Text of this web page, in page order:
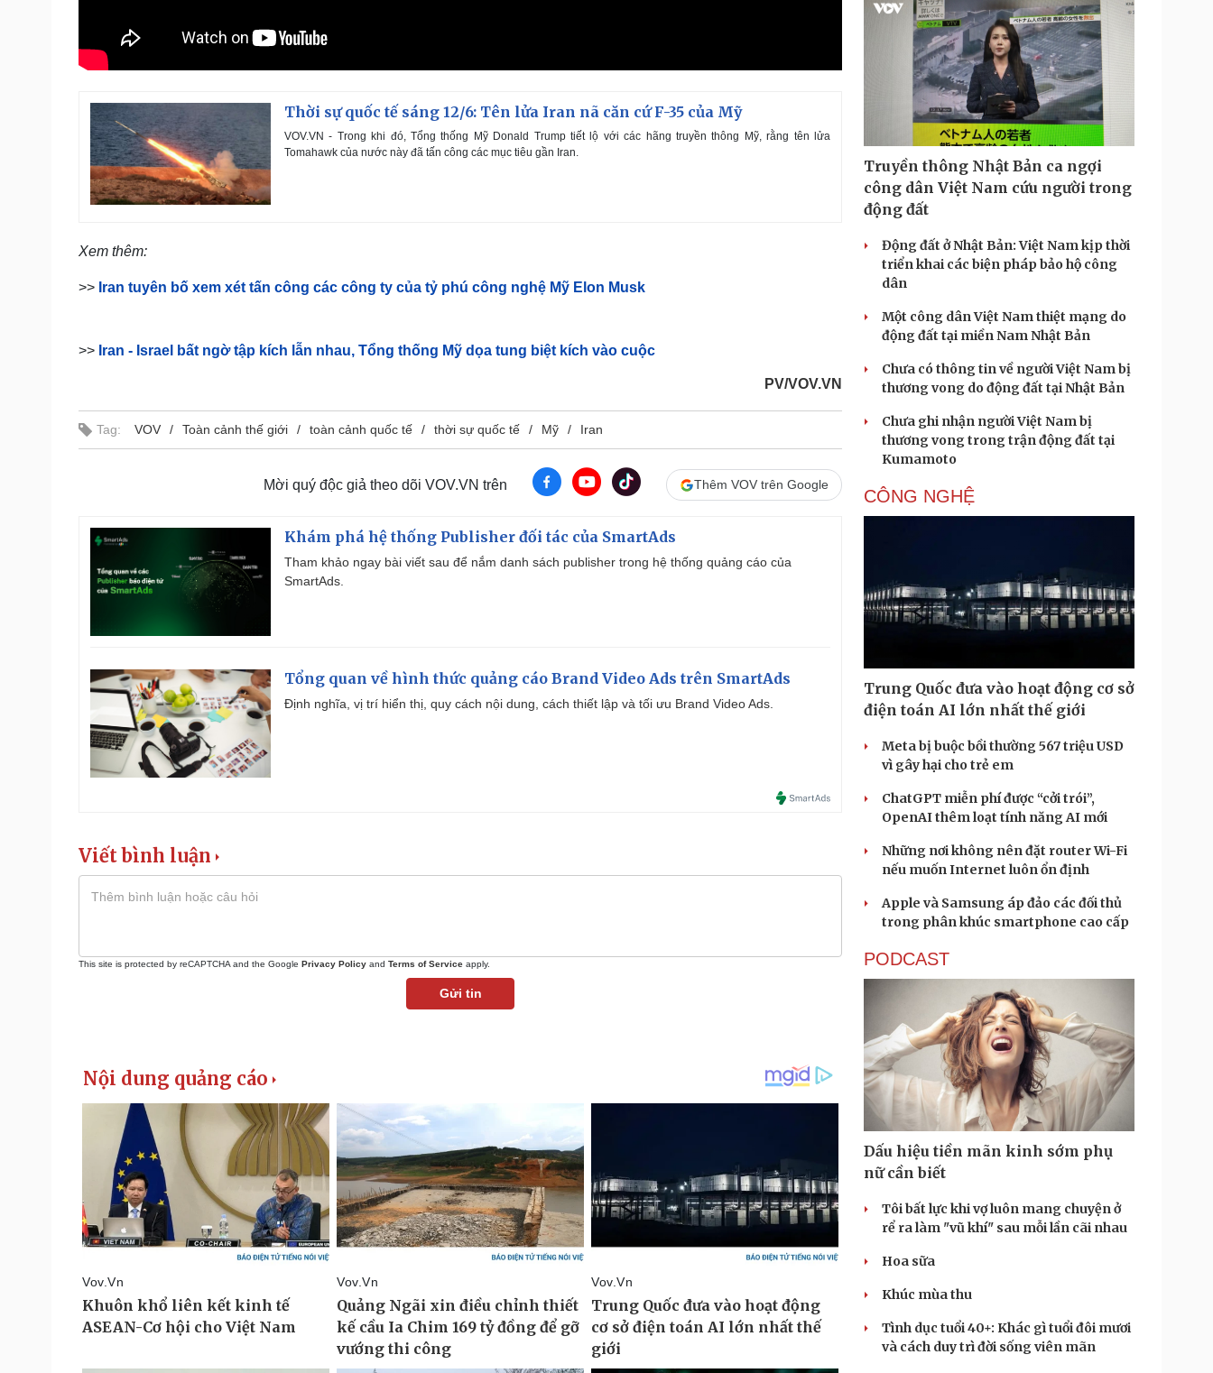
Thời sự quốc tế sáng 12/6: Tên lửa Iran nã căn cứ F-35 của Mỹ
VOV.VN - Trong khi đó, Tổng thống Mỹ Donald Trump tiết lộ với các hãng truyền thông Mỹ, rằng tên lửa
Tomahawk của nước này đã tấn công các mục tiêu gần Iran.
Xem thêm:
>> Iran tuyên bố xem xét tấn công các công ty của tỷ phú công nghệ Mỹ Elon Musk
>> Iran - Israel bất ngờ tập kích lẫn nhau, Tổng thống Mỹ dọa tung biệt kích vào cuộc
PV/VOV.VN
Tag: VOV Toàn cảnh thế giới toàn cảnh quốc tế thời sự quốc tế Mỹ Iran
Mời quý độc giả theo dõi VOV.VN trên Thêm VOV trên Google
Khám phá hệ thống Publisher đối tác của SmartAds
Tham khảo ngay bài viết sau để nắm danh sách publisher trong hệ thống quảng cáo của
SmartAds.
Tổng quan về hình thức quảng cáo Brand Video Ads trên SmartAds
Định nghĩa, vị trí hiển thị, quy cách nội dung, cách thiết lập và tối ưu Brand Video Ads.
Viết bình luận
This site is protected by reCAPTCHA and the Google Privacy Policy and Terms of Service apply.
Gửi tin
Truyền thông Nhật Bản ca ngợi
công dân Việt Nam cứu người trong
động đất
Động đất ở Nhật Bản: Việt Nam kịp thời
triển khai các biện pháp bảo hộ công
dân
Một công dân Việt Nam thiệt mạng do
động đất tại miền Nam Nhật Bản
Chưa có thông tin về người Việt Nam bị
thương vong do động đất tại Nhật Bản
Chưa ghi nhận người Việt Nam bị
thương vong trong trận động đất tại
Kumamoto
CÔNG NGHỆ
Trung Quốc đưa vào hoạt động cơ sở
điện toán AI lớn nhất thế giới
Meta bị buộc bồi thường 567 triệu USD
vì gây hại cho trẻ em
ChatGPT miễn phí được “cởi trói”,
OpenAI thêm loạt tính năng AI mới
Những nơi không nên đặt router Wi-Fi
nếu muốn Internet luôn ổn định
Apple và Samsung áp đảo các đối thủ
trong phân khúc smartphone cao cấp
PODCAST
Dấu hiệu tiền mãn kinh sớm phụ
nữ cần biết
Tôi bất lực khi vợ luôn mang chuyện ở
rể ra làm "vũ khí" sau mỗi lần cãi nhau
Hoa sữa
Khúc mùa thu
Tình dục tuổi 40+: Khác gì tuổi đôi mươi
và cách duy trì đời sống viên mãn